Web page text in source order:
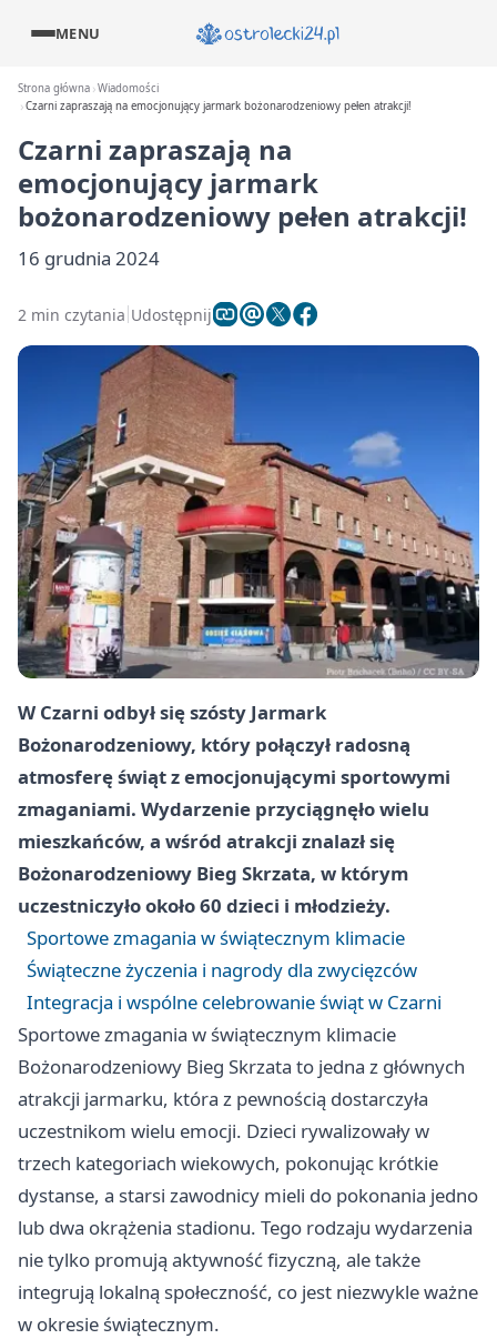
MENU
Strona główna Wiadomości
Czarni zapraszają na emocjonujący jarmark bożonarodzeniowy pełen atrakcji!
Czarni zapraszają na
emocjonujący jarmark
bożonarodzeniowy pełen atrakcji!
16 grudnia 2024
2 min czytania Udostępnij
W Czarni odbył się szósty Jarmark
Bożonarodzeniowy, który połączył radosną
atmosferę świąt z emocjonującymi sportowymi
zmaganiami. Wydarzenie przyciągnęło wielu
mieszkańców, a wśród atrakcji znalazł się
Bożonarodzeniowy Bieg Skrzata, w którym
uczestniczyło około 60 dzieci i młodzieży.
Sportowe zmagania w świątecznym klimacie
Świąteczne życzenia i nagrody dla zwycięzców
Integracja i wspólne celebrowanie świąt w Czarni
Sportowe zmagania w świątecznym klimacie
Bożonarodzeniowy Bieg Skrzata to jedna z głównych
atrakcji jarmarku, która z pewnością dostarczyła
uczestnikom wielu emocji. Dzieci rywalizowały w
trzech kategoriach wiekowych, pokonując krótkie
dystanse, a starsi zawodnicy mieli do pokonania jedno
lub dwa okrążenia stadionu. Tego rodzaju wydarzenia
nie tylko promują aktywność fizyczną, ale także
integrują lokalną społeczność, co jest niezwykle ważne
w okresie świątecznym.